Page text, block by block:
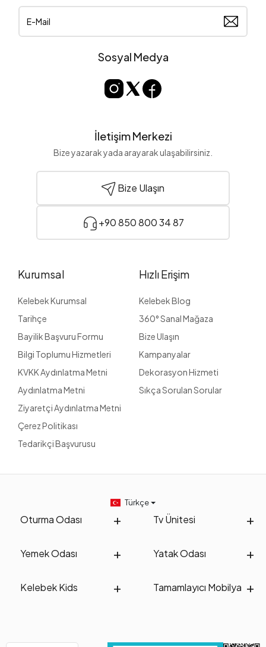
Sosyal Medya
İletişim Merkezi
Bize yazarak yada arayarak ulaşabilirsiniz.
Bize Ulaşın
+90 850 800 34 87
Kurumsal
Kelebek Kurumsal
Tarihçe
Bayilik Başvuru Formu
Bilgi Toplumu Hizmetleri
KVKK Aydınlatma Metni
Aydınlatma Metni
Ziyaretçi Aydınlatma Metni
Çerez Politikası
Tedarikçi Başvurusu
Hızlı Erişim
Kelebek Blog
360° Sanal Mağaza
Bize Ulaşın
Kampanyalar
Dekorasyon Hizmeti
Sıkça Sorulan Sorular
Oturma Odası Tv Ünitesi
Yemek Odası Yatak Odası
Kelebek Kids Tamamlayıcı Mobilya
Türkçe